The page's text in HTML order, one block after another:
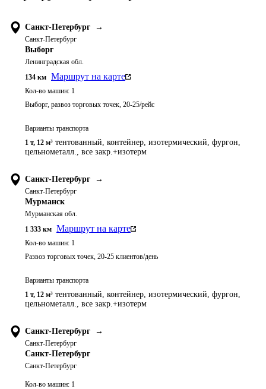
Санкт-Петербург →
Санкт-Петербург
Выборг
Ленинградская обл.
134 км Маршрут на карте
Кол-во машин: 1
Выборг, развоз торговых точек, 20-25/рейс
Варианты транспорта
1 т, 12 м³ тентованный, контейнер, изотермический, фургон,
цельнометалл., все закр.+изотерм
Санкт-Петербург →
Санкт-Петербург
Мурманск
Мурманская обл.
1 333 км Маршрут на карте
Кол-во машин: 1
Развоз торговых точек, 20-25 клиентов/день
Варианты транспорта
1 т, 12 м³ тентованный, контейнер, изотермический, фургон,
цельнометалл., все закр.+изотерм
Санкт-Петербург →
Санкт-Петербург
Санкт-Петербург
Санкт-Петербург
Кол-во машин: 1